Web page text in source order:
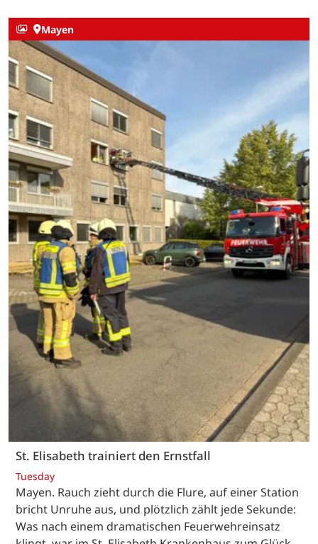
Mayen
St. Elisabeth trainiert den Ernstfall
Tuesday
Mayen. Rauch zieht durch die Flure, auf einer Station
bricht Unruhe aus, und plötzlich zählt jede Sekunde:
Was nach einem dramatischen Feuerwehreinsatz